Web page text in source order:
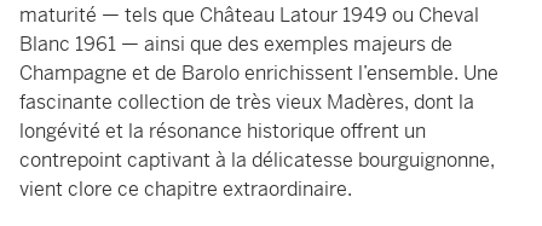
maturité — tels que Château Latour 1949 ou Cheval
Blanc 1961 — ainsi que des exemples majeurs de
Champagne et de Barolo enrichissent l’ensemble. Une
fascinante collection de très vieux Madères, dont la
longévité et la résonance historique offrent un
contrepoint captivant à la délicatesse bourguignonne,
vient clore ce chapitre extraordinaire.